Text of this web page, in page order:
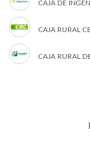
CAJA DE
CAJA RURAL
CAJA RURAL